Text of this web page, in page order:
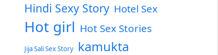
Hindi Sexy Story Hotel Sex
Hot girl Hot Sex Stories
Jija Sali Sex Story kamukta